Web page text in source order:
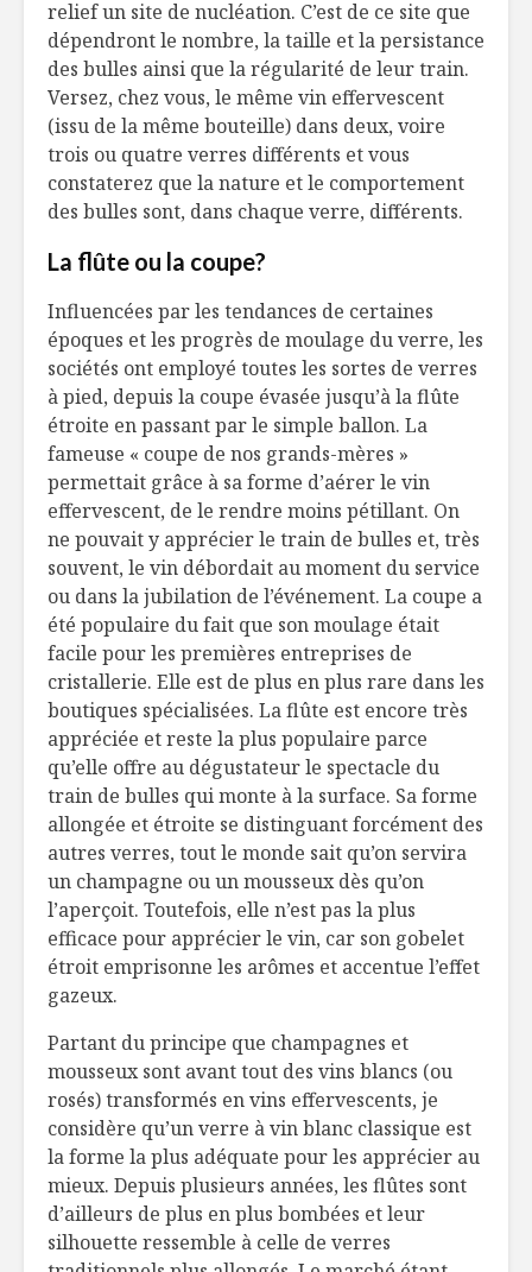
relief un site de nucléation. C’est de ce site que
dépendront le nombre, la taille et la persistance
des bulles ainsi que la régularité de leur train.
Versez, chez vous, le même vin effervescent
(issu de la même bouteille) dans deux, voire
trois ou quatre verres différents et vous
constaterez que la nature et le comportement
des bulles sont, dans chaque verre, différents.
La flûte ou la coupe?
Influencées par les tendances de certaines
époques et les progrès de moulage du verre, les
sociétés ont employé toutes les sortes de verres
à pied, depuis la coupe évasée jusqu’à la flûte
étroite en passant par le simple ballon. La
fameuse « coupe de nos grands-mères »
permettait grâce à sa forme d’aérer le vin
effervescent, de le rendre moins pétillant. On
ne pouvait y apprécier le train de bulles et, très
souvent, le vin débordait au moment du service
ou dans la jubilation de l’événement. La coupe a
été populaire du fait que son moulage était
facile pour les premières entreprises de
cristallerie. Elle est de plus en plus rare dans les
boutiques spécialisées. La flûte est encore très
appréciée et reste la plus populaire parce
qu’elle offre au dégustateur le spectacle du
train de bulles qui monte à la surface. Sa forme
allongée et étroite se distinguant forcément des
autres verres, tout le monde sait qu’on servira
un champagne ou un mousseux dès qu’on
l’aperçoit. Toutefois, elle n’est pas la plus
efficace pour apprécier le vin, car son gobelet
étroit emprisonne les arômes et accentue l’effet
gazeux.
Partant du principe que champagnes et
mousseux sont avant tout des vins blancs (ou
rosés) transformés en vins effervescents, je
considère qu’un verre à vin blanc classique est
la forme la plus adéquate pour les apprécier au
mieux. Depuis plusieurs années, les flûtes sont
d’ailleurs de plus en plus bombées et leur
silhouette ressemble à celle de verres